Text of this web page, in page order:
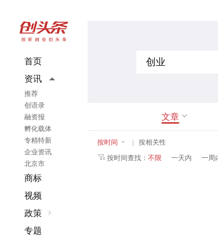
文章
按时间 |
按相关性
按时间查找： 不限 一天内 一周
首页
资讯
推荐
创语录
融资报
孵化载体
专精特新
企业资讯
北京市
商标
视频
政策
专题